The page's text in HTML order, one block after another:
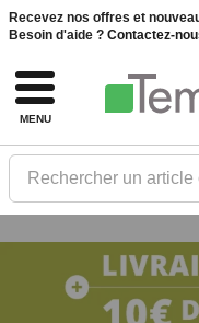
Recevez nos offres et
Besoin d'aide ? Contactez-
MENU
Rechercher un
10€ de réduction dès 40€ d'achat. Offre
valable du 03/08/2026